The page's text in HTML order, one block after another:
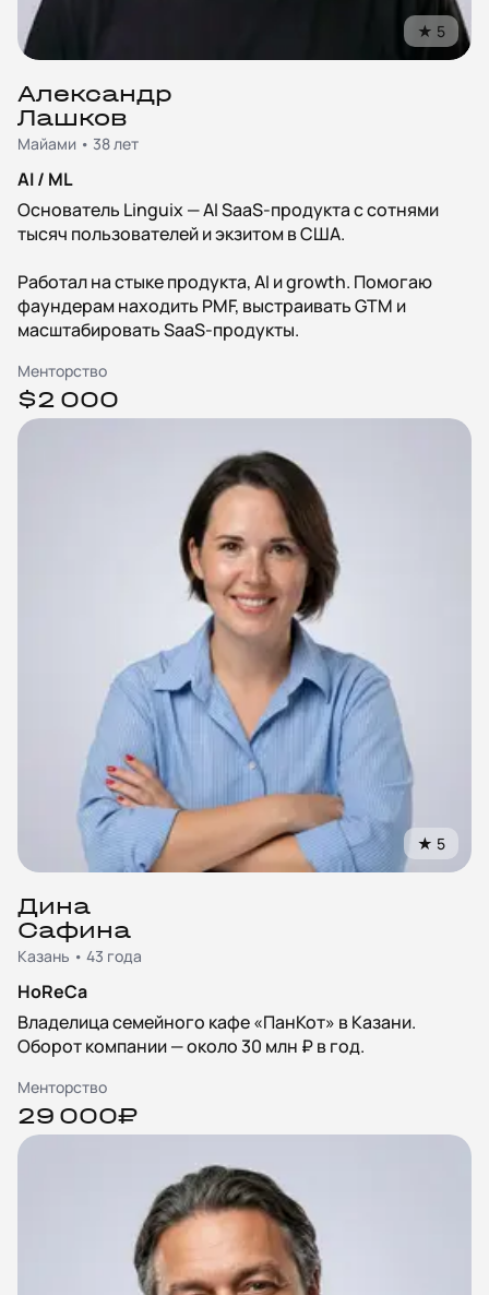
★ 5
Александр
Лашков
Майами • 38 лет
AI / ML
Основатель Linguix — AI SaaS-продукта с сотнями
тысяч пользователей и экзитом в США.
Работал на стыке продукта, AI и growth. Помогаю
фаундерам находить PMF, выстраивать GTM и
масштабировать SaaS-продукты.
Менторство
$2 000
★ 5
Дина
Сафина
Казань • 43 года
HoReCa
Владелица семейного кафе «ПанКот» в Казани.
Оборот компании — около 30 млн ₽ в год.
Менторство
29 000₽